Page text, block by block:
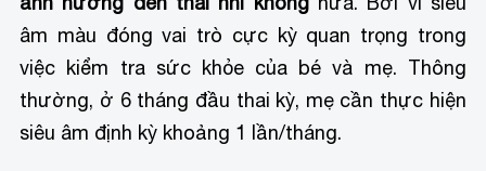
âm màu đóng vai trò cực kỳ quan trọng trong
việc kiểm tra sức khỏe của bé và mẹ. Thông
thường, ở 6 tháng đầu thai kỳ, mẹ cần thực hiện
siêu âm định kỳ khoảng 1 lần/tháng.